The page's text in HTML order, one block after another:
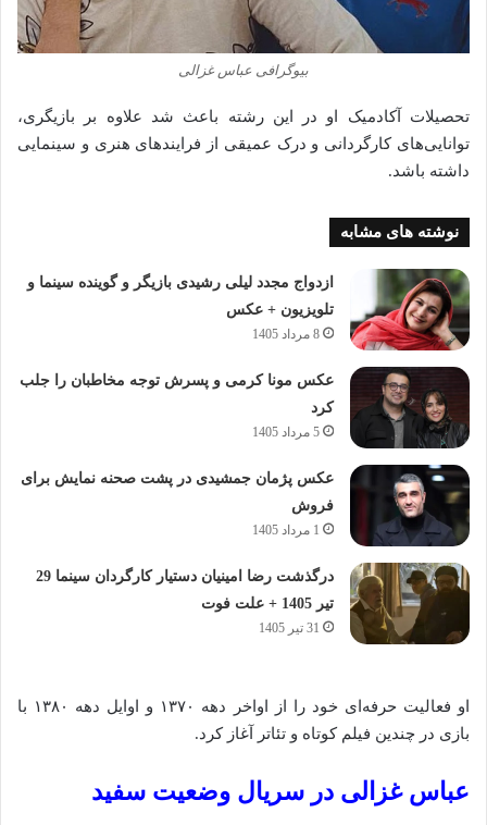
بیوگرافی عباس غزالی
تحصیلات آکادمیک او در این رشته باعث شد علاوه بر بازیگری،
توانایی‌های کارگردانی و درک عمیقی از فرایندهای هنری و سینمایی
داشته باشد.
نوشته های مشابه
ازدواج مجدد لیلی رشیدی بازیگر و گوینده سینما و
تلویزیون + عکس
8 مرداد 1405
عکس مونا کرمی و پسرش توجه مخاطبان را جلب
کرد
5 مرداد 1405
عکس پژمان جمشیدی در پشت صحنه نمایش برای
فروش
1 مرداد 1405
درگذشت رضا امینیان دستیار کارگردان سینما 29
تیر 1405 + علت فوت
31 تیر 1405
او فعالیت حرفه‌ای خود را از اواخر دهه ۱۳۷۰ و اوایل دهه ۱۳۸۰ با
بازی در چندین فیلم کوتاه و تئاتر آغاز کرد.
عباس غزالی در سریال وضعیت سفید